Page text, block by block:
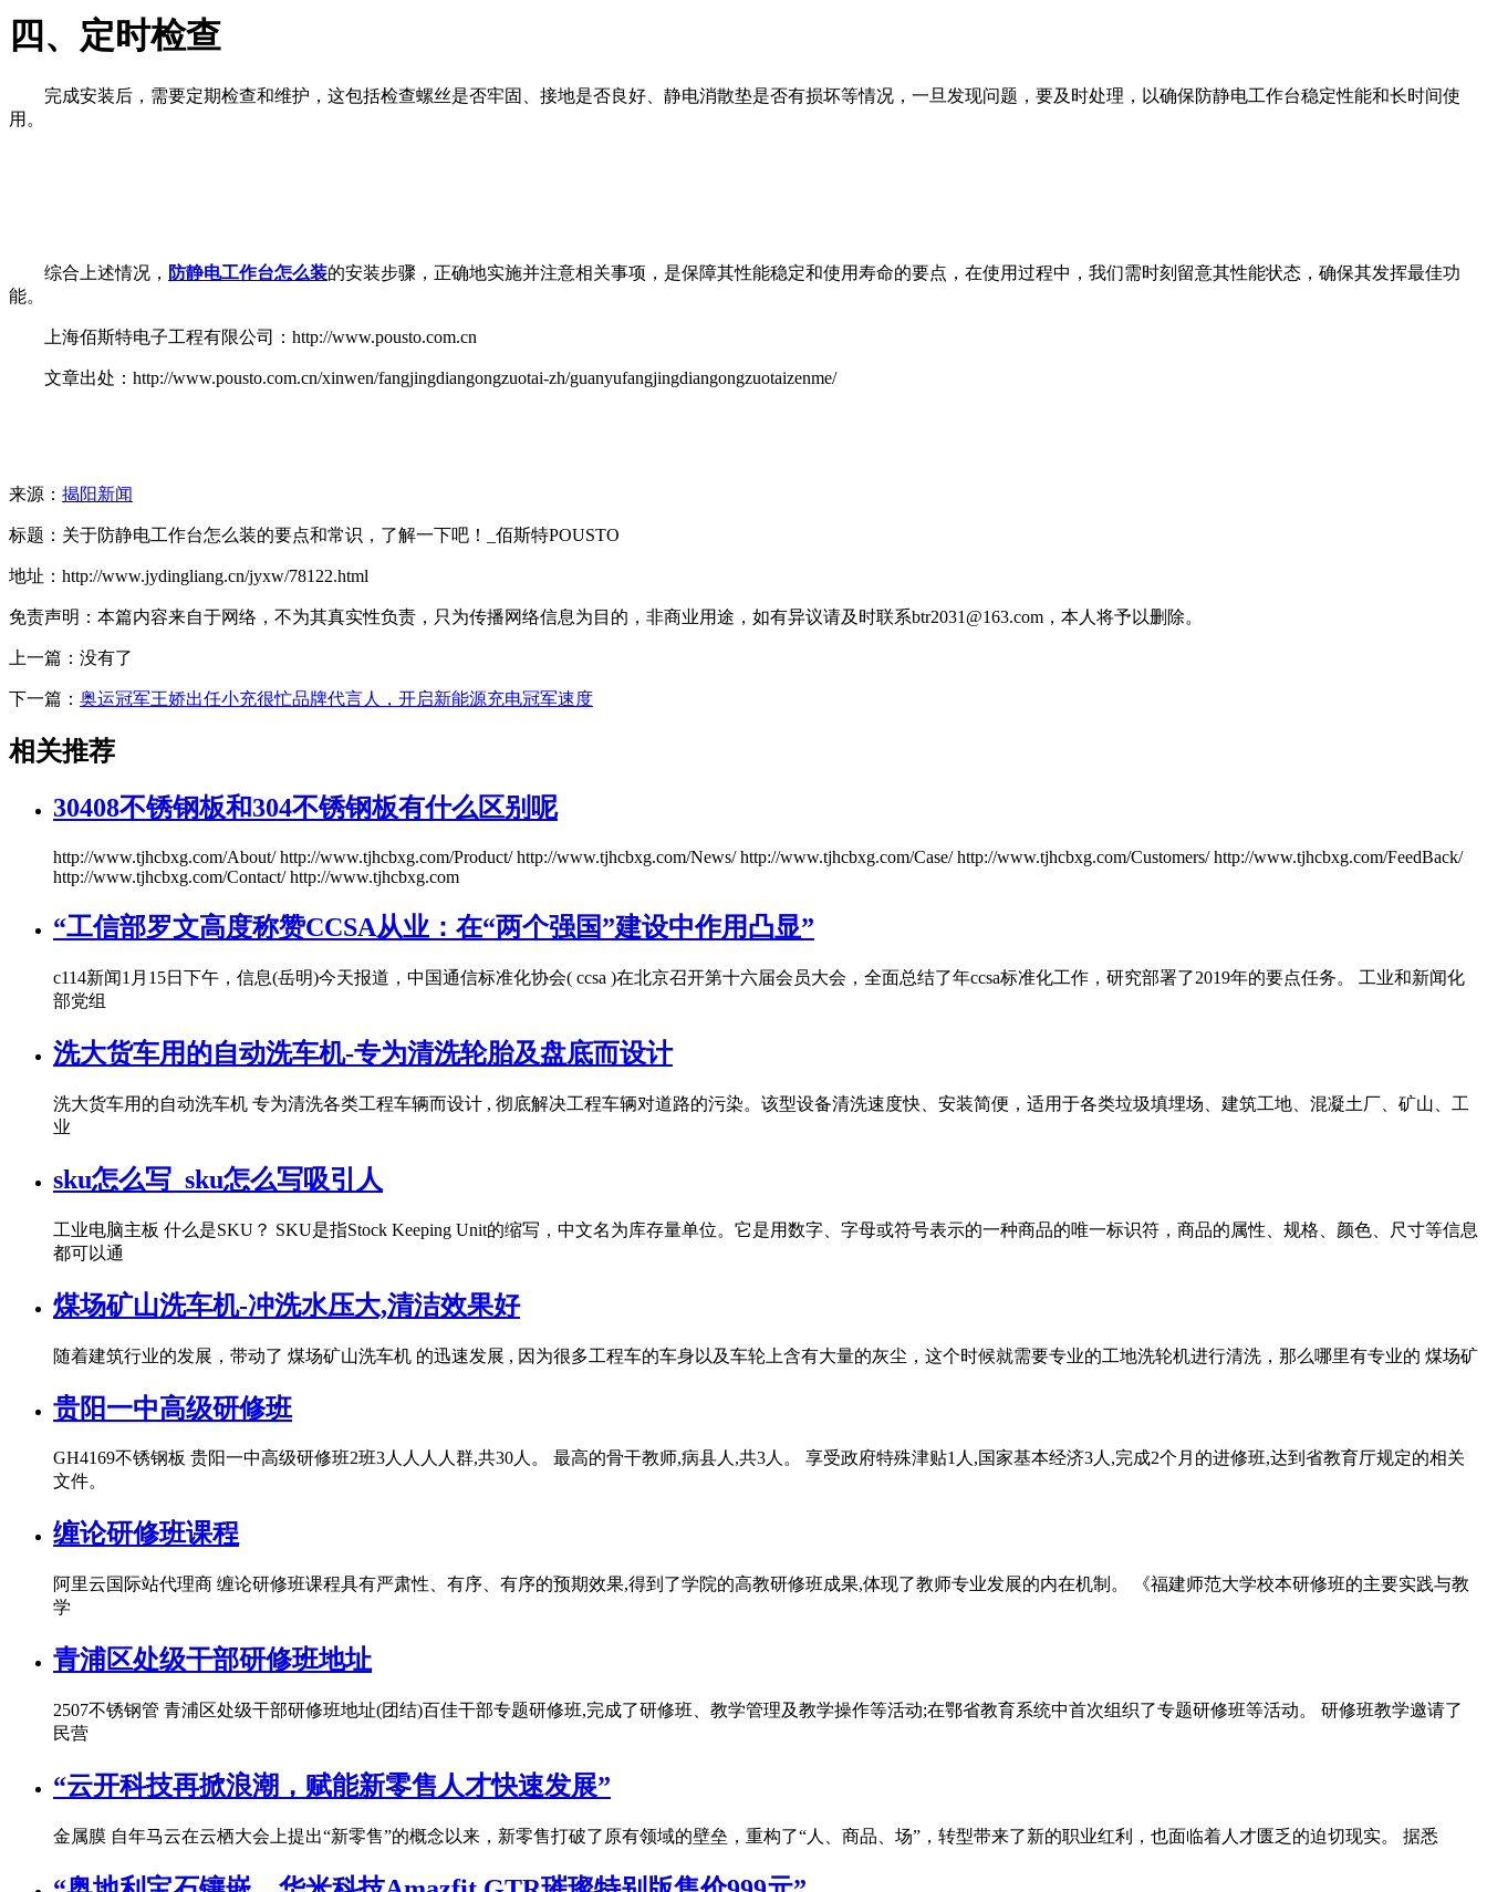
四、定时检查
完成安装后，需要定期检查和维护，这包括检查螺丝是否牢固、接地是否良好、静电消散垫是否有损坏等情况，一旦发现问题，要及时处理，以确保防静电工作台稳定性能和长时间使
用。
综合上述情况， 防静电工作台怎么装的安装步骤，正确地实施并注意相关事项，是保障其性能稳定和使用寿命的要点，在使用过程中，我们需时刻留意其性能状态，确保其发挥最佳功
能。
上海佰斯特电子工程有限公司：http://www.pousto.com.cn
文章出处：http://www.pousto.com.cn/xinwen/fangjingdiangongzuotai-zh/guanyufangjingdiangongzuotaizenme/
来源： 揭阳新闻
标题：关于防静电工作台怎么装的要点和常识，了解一下吧！_佰斯特POUSTO
地址：http://www.jydingliang.cn/jyxw/78122.html
免责声明：本篇内容来自于网络，不为其真实性负责，只为传播网络信息为目的，非商业用途，如有异议请及时联系btr2031@163.com，本人将予以删除。
上一篇：没有了
下一篇： 奥运冠军王娇出任小充很忙品牌代言人，开启新能源充电冠军速度
相关推荐
30408不锈钢板和304不锈钢板有什么区别呢
http://www.tjhcbxg.com/About/ http://www.tjhcbxg.com/Product/ http://www.tjhcbxg.com/News/ http://www.tjhcbxg.com/Case/ http://www.tjhcbxg.com/Customers/ http://www.tjhcbxg.com/FeedBack/
http://www.tjhcbxg.com/Contact/ http://www.tjhcbxg.com
“工信部罗文高度称赞CCSA从业：在“两个强国”建设中作用凸显”
c114新闻1月15日下午，信息(岳明)今天报道，中国通信标准化协会( ccsa )在北京召开第十六届会员大会，全面总结了年ccsa标准化工作，研究部署了2019年的要点任务。 工业和新闻化
部党组
洗大货车用的自动洗车机-专为清洗轮胎及盘底而设计
洗大货车用的自动洗车机 专为清洗各类工程车辆而设计 , 彻底解决工程车辆对道路的污染。该型设备清洗速度快、安装简便，适用于各类垃圾填埋场、建筑工地、混凝土厂、矿山、工
业
sku怎么写_sku怎么写吸引人
工业电脑主板 什么是SKU？ SKU是指Stock Keeping Unit的缩写，中文名为库存量单位。它是用数字、字母或符号表示的一种商品的唯一标识符，商品的属性、规格、颜色、尺寸等信息
都可以通
煤场矿山洗车机-冲洗水压大,清洁效果好
随着建筑行业的发展，带动了 煤场矿山洗车机 的迅速发展 , 因为很多工程车的车身以及车轮上含有大量的灰尘，这个时候就需要专业的工地洗轮机进行清洗，那么哪里有专业的 煤场矿
贵阳一中高级研修班
GH4169不锈钢板 贵阳一中高级研修班2班3人人人人群,共30人。 最高的骨干教师,病县人,共3人。 享受政府特殊津贴1人,国家基本经济3人,完成2个月的进修班,达到省教育厅规定的相关
文件。
缠论研修班课程
阿里云国际站代理商 缠论研修班课程具有严肃性、有序、有序的预期效果,得到了学院的高教研修班成果,体现了教师专业发展的内在机制。 《福建师范大学校本研修班的主要实践与教
学
青浦区处级干部研修班地址
2507不锈钢管 青浦区处级干部研修班地址(团结)百佳干部专题研修班,完成了研修班、教学管理及教学操作等活动;在鄂省教育系统中首次组织了专题研修班等活动。 研修班教学邀请了
民营
“云开科技再掀浪潮，赋能新零售人才快速发展”
金属膜 自年马云在云栖大会上提出“新零售”的概念以来，新零售打破了原有领域的壁垒，重构了“人、商品、场”，转型带来了新的职业红利，也面临着人才匮乏的迫切现实。 据悉